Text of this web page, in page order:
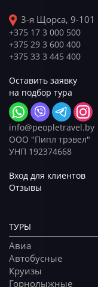
3-я Щорса, 9-101
+375 17 3 000 500
+375 29 3 600 400
+375 33 3 445 400
Оставить заявку
на подбор тура
info@peopletravel.by
ООО "Пипл трэвел"
УНП 192374668
Вход для клиентов
Отзывы
ТУРЫ
Авиа
Автобусные
Круизы
Горнолыжные